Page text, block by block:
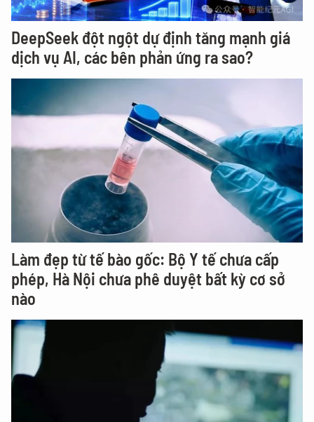
DeepSeek đột ngột dự định tăng mạnh giá
dịch vụ AI, các bên phản ứng ra sao?
Làm đẹp từ tế bào gốc: Bộ Y tế chưa cấp
phép, Hà Nội chưa phê duyệt bất kỳ cơ sở
nào